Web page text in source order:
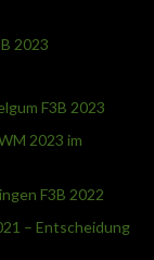
2023
F3B 2023
2023 im
F3B 2022
– Entscheidung